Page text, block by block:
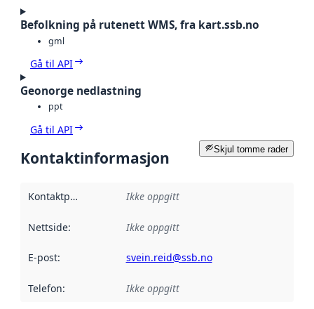
Befolkning på rutenett WMS, fra kart.ssb.no
gml
Gå til API
Geonorge nedlastning
ppt
Gå til API
Skjul tomme rader
Kontaktinformasjon
Kontaktpunkt Ikke oppgitt
Nettside: Ikke oppgitt
E-post: svein.reid@ssb.no
Telefon: Ikke oppgitt